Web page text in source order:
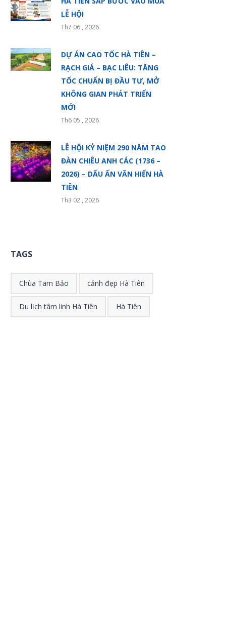
LỄ HỘI
Th7 06 , 2026
DỰ ÁN CAO TỐC HÀ TIÊN –
RẠCH GIÁ – BẠC LIÊU: TĂNG
TỐC CHUẨN BỊ ĐẦU TƯ, MỞ
KHÔNG GIAN PHÁT TRIỂN
MỚI
Th6 05 , 2026
LỄ HỘI KỶ NIỆM 290 NĂM TAO
ĐÀN CHIÊU ANH CÁC (1736 –
2026) – DẤU ẤN VĂN HIẾN HÀ
TIÊN
Th3 02 , 2026
TAGS
Chùa Tam Bảo cảnh đẹp Hà Tiên
Du lịch tâm linh Hà Tiên Hà Tiên